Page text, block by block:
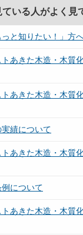
ている人がよく見
と知りたい！」方
あきた木造・木質
あきた木造・木質
績について
あきた木造・木質
について
あきた木造・木質